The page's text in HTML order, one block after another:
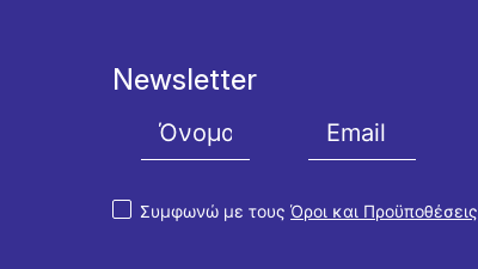
Newsletter
Συμφωνώ με τουςΌροι και Προϋποθέσεις